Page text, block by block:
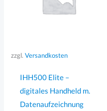
zzgl.Versandkosten
IHH500 Elite –
digitales Handheld m.
Datenaufzeichnung